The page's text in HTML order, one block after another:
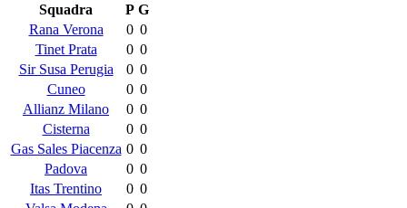
Squadra
P G
Rana Verona
0 0
Tinet Prata
0 0
Sir Susa Perugia
0 0
Cuneo
0 0
Allianz Milano
0 0
Cisterna
0 0
Gas Sales Piacenza 0 0
Padova
0 0
Itas Trentino
0 0